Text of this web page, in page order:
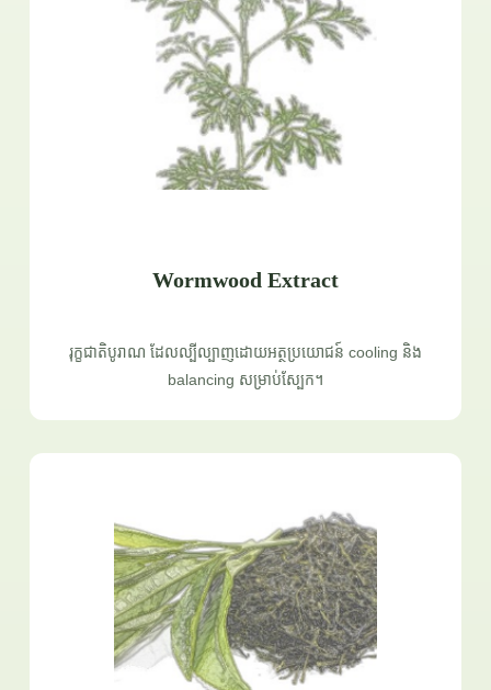
Wormwood Extract
រុក្ខជាតិបូរាណ ដែលល្បីល្បាញដោយអត្ថប្រយោជន៍ cooling និង
balancing សម្រាប់ស្បែក។